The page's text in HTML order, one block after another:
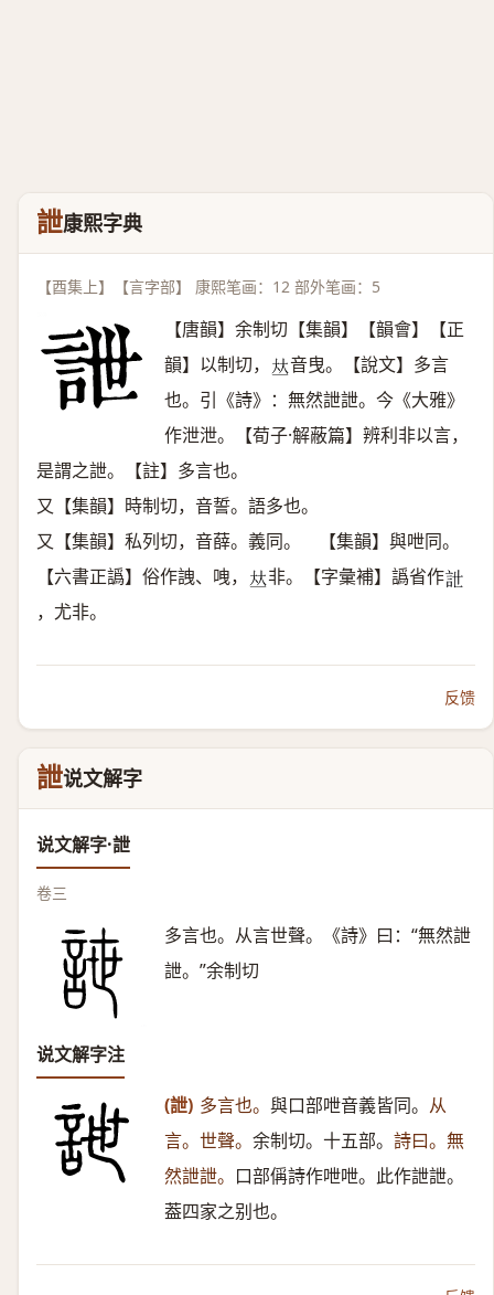
詍康熙字典
【酉集上】【言字部】 康熙笔画：12 部外笔画：5
【唐韻】余制切【集韻】【韻會】【正
韻】以制切， 𠀤音曳。【說文】多言
也。引《詩》：無然詍詍。今《大雅》
作泄泄。【荀子·解蔽篇】辨利非以言，
是謂之詍。【註】多言也。
又【集韻】時制切，音誓。語多也。
又【集韻】私列切，音薛。義同。 【集韻】與呭同。
【六書正譌】俗作䛖、㖂， 𠀤非。【字彙補】譌省作𧥨
，尤非。
反馈
詍说文解字
说文解字·詍
卷三
多言也。从言世聲。《詩》曰：“無然詍
詍。”余制切
说文解字注
(詍) 多言也。 與口部呭音義皆同。 从
言。世聲。 余制切。十五部。 詩曰。無
然詍詍。 口部偁詩作呭呭。此作詍詍。
葢四家之别也。